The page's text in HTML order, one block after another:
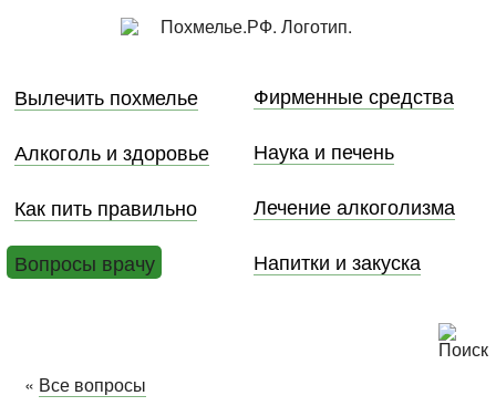
Вылечить похмелье
Фирменные средства
Алкоголь и здоровье
Наука и печень
Как пить правильно
Лечение алкоголизма
Вопросы врачу
Напитки и закуска
« Все вопросы